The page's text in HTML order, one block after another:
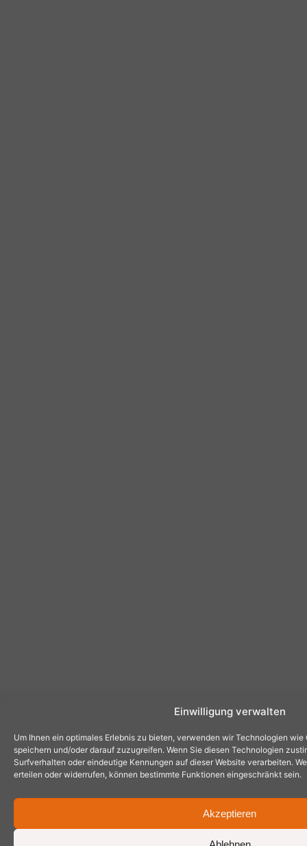
Einwilligung verwalten
Um Ihnen ein optimales Erlebnis zu bieten, verwenden wir Technologien
speichern und/oder darauf zuzugreifen. Wenn Sie diesen Technologien
Surfverhalten oder eindeutige Kennungen auf dieser Website verarbeiten.
erteilen oder widerrufen, können bestimmte Funktionen eingeschränkt sein.
Akzeptieren